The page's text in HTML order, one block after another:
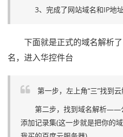
3、完成了网站域名和IP地
下面就是正式的域名解析了
名，进入华控件台
第一步，左上角“三”找到
第二步，找到域名解析
添加记录集(这一步就是把你的